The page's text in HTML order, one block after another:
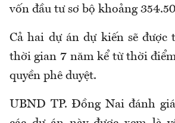
vốn đầu tư sơ bộ khoảng
Cả hai dự án dự kiến sẽ
thời gian 7 năm kể từ thời
quyền phê duyệt.
UBND TP. Đồng Nai đánh